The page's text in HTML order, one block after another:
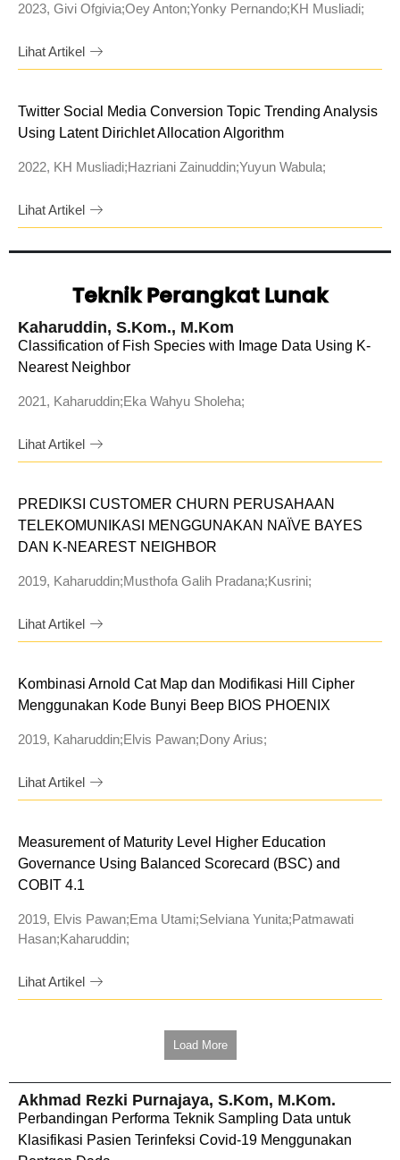
2023, Givi Ofgivia;Oey Anton;Yonky Pernando;KH Musliadi;
Lihat Artikel
Twitter Social Media Conversion Topic Trending Analysis
Using Latent Dirichlet Allocation Algorithm
2022, KH Musliadi;Hazriani Zainuddin;Yuyun Wabula;
Lihat Artikel
Teknik Perangkat Lunak
Kaharuddin, S.Kom., M.Kom
Classification of Fish Species with Image Data Using K-
Nearest Neighbor
2021, Kaharuddin;Eka Wahyu Sholeha;
Lihat Artikel
PREDIKSI CUSTOMER CHURN PERUSAHAAN
TELEKOMUNIKASI MENGGUNAKAN NAÏVE BAYES
DAN K-NEAREST NEIGHBOR
2019, Kaharuddin;Musthofa Galih Pradana;Kusrini;
Lihat Artikel
Kombinasi Arnold Cat Map dan Modifikasi Hill Cipher
Menggunakan Kode Bunyi Beep BIOS PHOENIX
2019, Kaharuddin;Elvis Pawan;Dony Arius;
Lihat Artikel
Measurement of Maturity Level Higher Education
Governance Using Balanced Scorecard (BSC) and
COBIT 4.1
2019, Elvis Pawan;Ema Utami;Selviana Yunita;Patmawati
Hasan;Kaharuddin;
Lihat Artikel
Load More
Akhmad Rezki Purnajaya, S.Kom, M.Kom.
Perbandingan Performa Teknik Sampling Data untuk
Klasifikasi Pasien Terinfeksi Covid-19 Menggunakan